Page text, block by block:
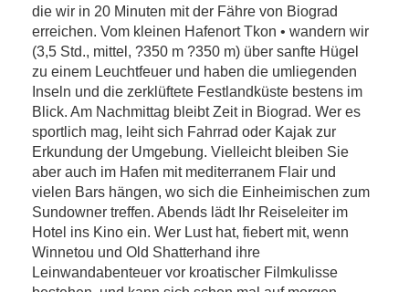
die wir in 20 Minuten mit der Fähre von Biograd
erreichen. Vom kleinen Hafenort Tkon • wandern wir
(3,5 Std., mittel, ?350 m ?350 m) über sanfte Hügel
zu einem Leuchtfeuer und haben die umliegenden
Inseln und die zerklüftete Festlandküste bestens im
Blick. Am Nachmittag bleibt Zeit in Biograd. Wer es
sportlich mag, leiht sich Fahrrad oder Kajak zur
Erkundung der Umgebung. Vielleicht bleiben Sie
aber auch im Hafen mit mediterranem Flair und
vielen Bars hängen, wo sich die Einheimischen zum
Sundowner treffen. Abends lädt Ihr Reiseleiter im
Hotel ins Kino ein. Wer Lust hat, fiebert mit, wenn
Winnetou und Old Shatterhand ihre
Leinwandabenteuer vor kroatischer Filmkulisse